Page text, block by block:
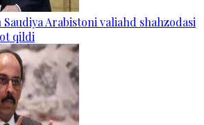
Saudiya Arabistoni valiahd shahzodasi
qildi